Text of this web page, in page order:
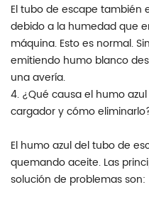
El tubo de escape
debido a la humedad que
máquina. Esto es normal.
emitiendo humo blanco
una avería.
4. ¿Qué causa el humo
cargador y cómo
El humo azul del tubo de
quemando aceite. Las
solución de problemas son: